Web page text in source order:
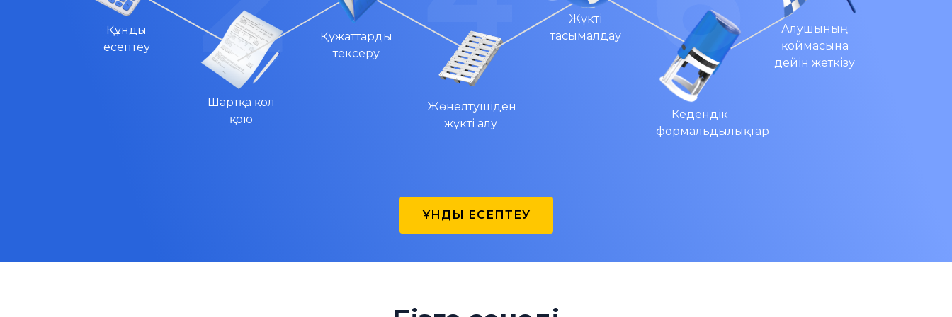
Құнды
есептеу
Шартқа қол
қою
Құжаттарды
тексеру
Жөнелтушіден
жүкті алу
Жүкті
тасымалдау
Кедендік
формальдылықтар
Алушының
қоймасына
дейін жеткізу
ҚҰНДЫ ЕСЕПТЕУ